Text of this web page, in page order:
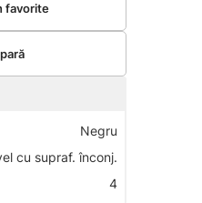
Negru
cu supraf. înconj.
4
favorite